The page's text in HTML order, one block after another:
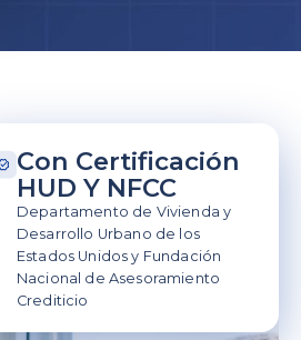
Con Certificación
HUD Y NFCC
Departamento de Vivienda y
Desarrollo Urbano de los
Estados Unidos y Fundación
Nacional de Asesoramiento
Crediticio